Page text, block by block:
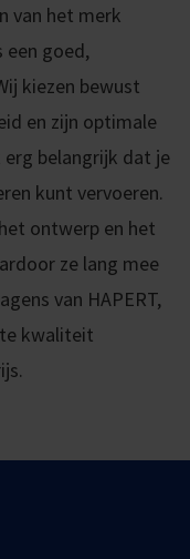
van het merk
een goed,
kiezen bewust
en zijn optimale
belangrijk dat je
kunt vervoeren.
ontwerp en het
ze lang mee
van HAPERT,
kwaliteit